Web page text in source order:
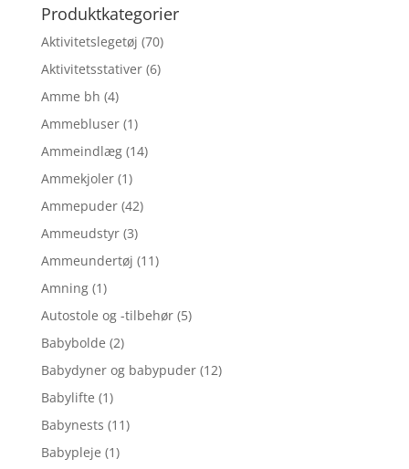
Produktkategorier
Aktivitetslegetøj (70)
Aktivitetsstativer (6)
Amme bh (4)
Ammebluser (1)
Ammeindlæg (14)
Ammekjoler (1)
Ammepuder (42)
Ammeudstyr (3)
Ammeundertøj (11)
Amning (1)
Autostole og -tilbehør (5)
Babybolde (2)
Babydyner og babypuder (12)
Babylifte (1)
Babynests (11)
Babypleje (1)